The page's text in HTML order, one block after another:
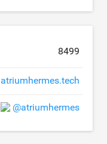
8499
atriumhermes.tech
@atriumhermes